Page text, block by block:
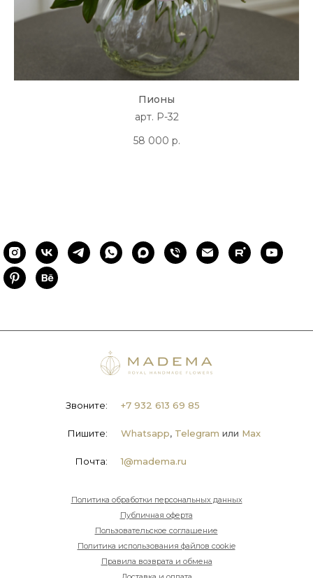
Пионы
арт. P-32
58 000 р.
Звоните:
Пишите:
Почта:
+7 932 613 69 85
Whatsapp, Telegram или Max
1@madema.ru
Политика использования файлов cookie
Правила возврата и обмена
Публичная оферта
Политика обработки персональных данных
Пользовательское соглашение